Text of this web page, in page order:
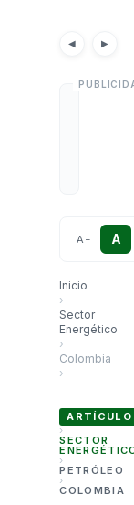
◀
Noticias ▶
A − A
Inicio
›
Sector
Energético
›
Colombia
›
ARTÍCULO
›
SECTOR
›
PETRÓLEO
›
COLOMBIA